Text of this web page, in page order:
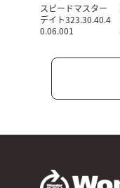
スピードマスター
デイト323.30.40.4
0.06.001